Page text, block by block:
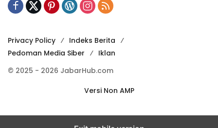
Privacy Policy
Indeks Berita
Pedoman Media Siber
Iklan
© 2025 - 2026 JabarHub.com
Versi Non AMP